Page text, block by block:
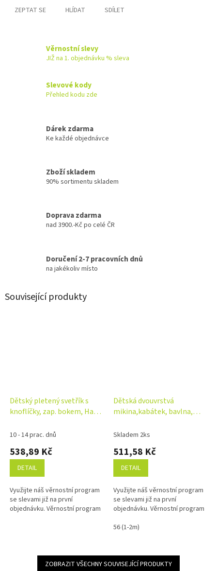
ZEPTAT SE HLÍDAT SDÍLET
Věrnostní slevy
JIŽ na 1. objednávku % sleva
Slevové kody
Přehled kodu zde
Dárek zdarma
Ke každé objednávce
Zboží skladem
90% sortimentu skladem
Doprava zdarma
nad 3900.-Kč po celé ČR
Doručení 2-7 pracovních dnů
na jakékoliv místo
Související produkty
Dětský pletený svetřík s
knoflíčky, zap. bokem, Hand
10 - 14 prac. dnů
538,89 Kč
DETAIL
Využijte náš věrnostní program
se slevami již na první
objednávku. Věrnostní program
Dětská dvouvrstvá
mikina,kabátek, bavlna,
Skladem 2ks
511,58 Kč
DETAIL
Využijte náš věrnostní program
se slevami již na první
objednávku. Věrnostní program
56 (1-2m)
ZOBRAZIT VŠECHNY SOUVISEJÍCÍ PRODUKTY